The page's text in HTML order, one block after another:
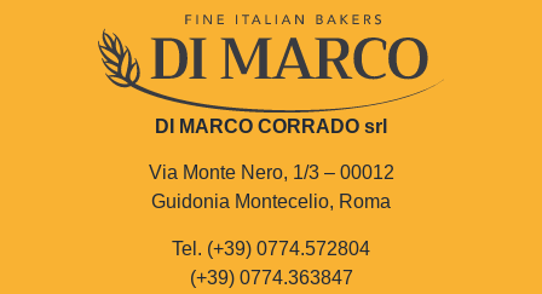
DI MARCO CORRADO srl
Via Monte Nero, 1/3 – 00012
Guidonia Montecelio, Roma
Tel. (+39) 0774.572804
(+39) 0774.363847